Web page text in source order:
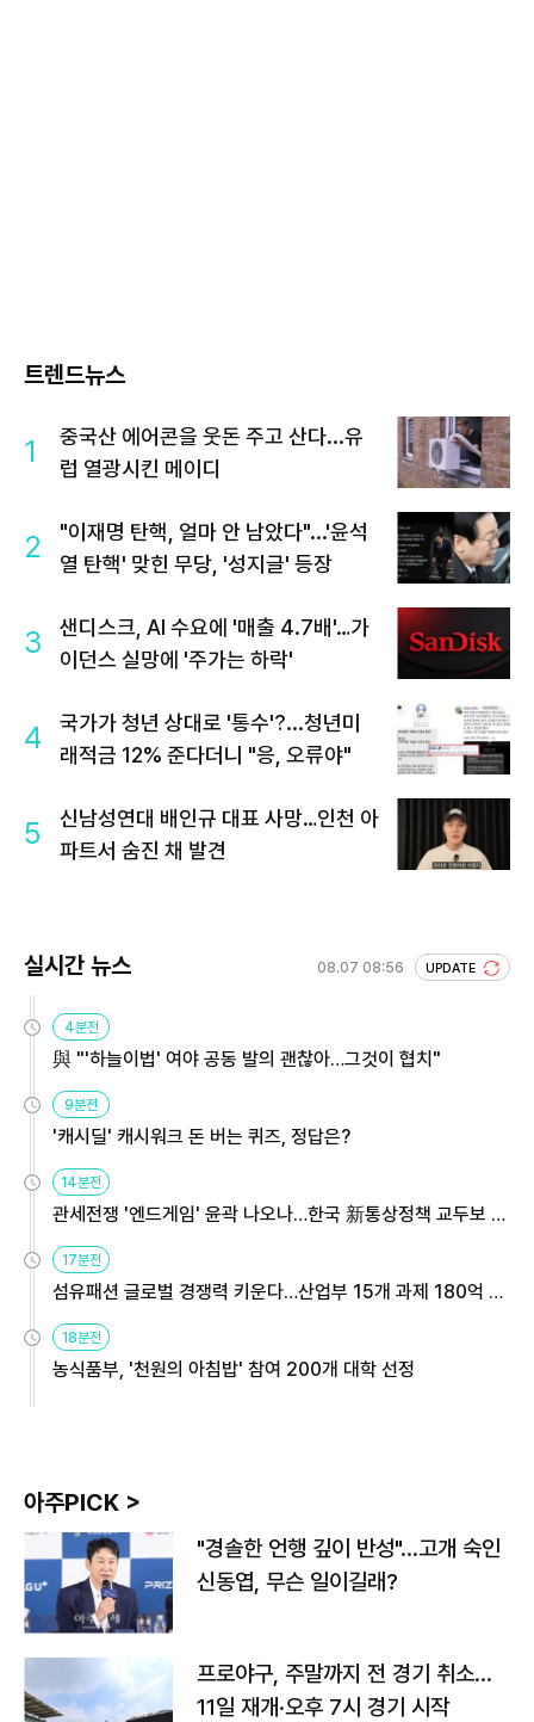
트렌드뉴스
1
중국산 에어콘을 웃돈 주고 산다...유
럽 열광시킨 메이디
2
"이재명 탄핵, 얼마 안 남았다"...'윤석
열 탄핵' 맞힌 무당, '성지글' 등장
3
샌디스크, AI 수요에 '매출 4.7배'…가
이던스 실망에 '주가는 하락'
4
국가가 청년 상대로 '통수'?...청년미
래적금 12% 준다더니 "응, 오류야"
5
신남성연대 배인규 대표 사망…인천 아
파트서 숨진 채 발견
실시간 뉴스 08.07 08:56 UPDATE
4분전
與 "'하늘이법' 여야 공동 발의 괜찮아…그것이 협치"
9분전
'캐시딜' 캐시워크 돈 버는 퀴즈, 정답은?
14분전
관세전쟁 '엔드게임' 윤곽 나오나…한국 新통상정책 교두보 활
17분전
섬유패션 글로벌 경쟁력 키운다…산업부 15개 과제 180억 지
18분전
농식품부, '천원의 아침밥' 참여 200개 대학 선정
아주PICK >
"경솔한 언행 깊이 반성"…고개 숙인
신동엽, 무슨 일이길래?
프로야구, 주말까지 전 경기 취소…
11일 재개·오후 7시 경기 시작